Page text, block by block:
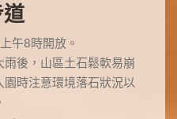
道
午8時開放。
雨後，山區土石鬆軟易崩
園時注意環境落石狀況以